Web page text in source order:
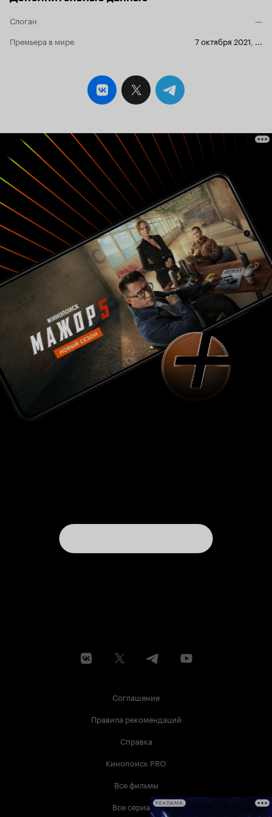
этого произведения, и все они оправдывали
них, мол, психика сломана. Алло!!! Если у
что делать с половиной персонажей. Поэтому
они... просто сливают их. Все более-менее
нормальные и интересные персонажи,
наитупейшим образом. Сюжет... ну, он есть.
Это не тот сюжет, который увлекает тебя и в
котором все логично и последовательно. Нет.
Это просто наискучнейшее сито, которое не
способно удержать хоть грамм логики в себе. В
тайтле полно скучнейших диалогов, которые
ни к чему не видут, а бои настолько плохо
поставлены, что диву даешься, как это
одобрили. Ибо бои проходят по следующей
схеме: кто-то провел атаку, противник
проанализировал ее, выдав настолько длинный
монолог, что ты уже начинаешь забывать, а из-
за чего он начался. И так по кругу. Идеи. О, это
мое любимое. В хорошем произведении идеи,
которые вкладывал автор, лежат близко к
поверхности, но при этом не говорятся прямо,
чтобы зритель мог сам подумать. В Платине же
с этим очень и очень плохо. Первую тему, тему
счастья, постоянно озвучивает главный герой,
так как половина его реплик - это: 'Люди
рождены, чтобы быть счастливыми'. И при этом
авторы с ней не работают. Лишь единожды они
поработали с ней НОРМАЛЬНО, в 14 серии, на
примере Мукайдо-сана. На остальные потуги в
развитии этой темы просто больно смотреть. А
вторая тема, тема Бога, настолько обширная и
противоречивая, это просто трэш, угар и
кусок всего самого неприятного, что я получил
от этого тайтла. Она, мало того, что испортила
интересного персонажа, выдав слив уровня
закономерный вопрос: для чего он, что он
меняет?. Плот-твиста просто ради плот-твиста.
тайтле нет ничего. Он не оставляет после себя
ткнуть создателя в его творение и спросить: На
невероятно плохо, архиплохо, мегаплохо,
Слоган
—
Премьера в мире
7 октября 2021
Соглашение
Правила рекомендаций
Справка
Кинопоиск PRO
Все фильмы
Все сериалыРЕКЛАМА